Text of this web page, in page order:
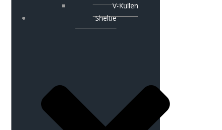
V-Kullen
Sheltie